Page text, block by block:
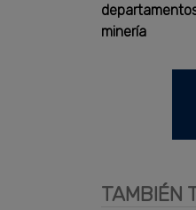
minería
TAMBIÉN